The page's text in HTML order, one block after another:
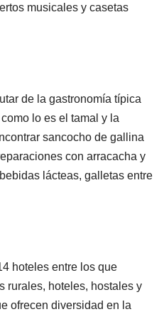
musicales y casetas
de la gastronomía típica
lo es el tamal y la
sancocho de gallina
con arracacha y
lácteas, galletas entre
hoteles entre los que
rurales, hoteles, hostales y
ofrecen diversidad en la